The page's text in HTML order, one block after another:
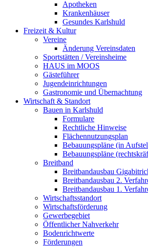
Apotheken
Krankenhäuser
Gesundes Karlshuld
Freizeit & Kultur
Vereine
Änderung Vereinsdaten
Sportstätten / Vereinsheime
HAUS im MOOS
Gästeführer
Jugendeinrichtungen
Gastronomie und Übernachtung
Wirtschaft & Standort
Bauen in Karlshuld
Formulare
Rechtliche Hinweise
Flächennutzungsplan
Bebauungspläne (in
Bebauungspläne
Breitband
Breitbandausbau
Breitbandausbau 2.
Breitbandausbau 1.
Wirtschaftsstandort
Wirtschaftsförderung
Gewerbegebiet
Öffentlicher Nahverkehr
Bodenrichtwerte
Förderungen